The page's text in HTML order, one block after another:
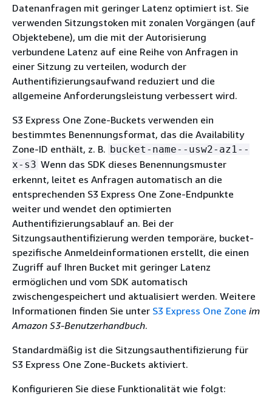
Datenanfragen mit geringer Latenz optimiert ist. Sie
verwenden Sitzungstoken mit zonalen Vorgängen (auf
Objektebene), um die mit der Autorisierung
verbundene Latenz auf eine Reihe von Anfragen in
einer Sitzung zu verteilen, wodurch der
Authentifizierungsaufwand reduziert und die
allgemeine Anforderungsleistung verbessert wird.
S3 Express One Zone-Buckets verwenden ein
bestimmtes Benennungsformat, das die Availability
Zone-ID enthält, z. B. bucket-name--usw2-az1--
x-s3 Wenn das SDK dieses Benennungsmuster
erkennt, leitet es Anfragen automatisch an die
entsprechenden S3 Express One Zone-Endpunkte
weiter und wendet den optimierten
Authentifizierungsablauf an. Bei der
Sitzungsauthentifizierung werden temporäre, bucket-
spezifische Anmeldeinformationen erstellt, die einen
Zugriff auf Ihren Bucket mit geringer Latenz
ermöglichen und vom SDK automatisch
zwischengespeichert und aktualisiert werden. Weitere
Informationen finden Sie unter S3 Express One Zone im
Amazon S3-Benutzerhandbuch.
Standardmäßig ist die Sitzungsauthentifizierung für
S3 Express One Zone-Buckets aktiviert.
Konfigurieren Sie diese Funktionalität wie folgt: